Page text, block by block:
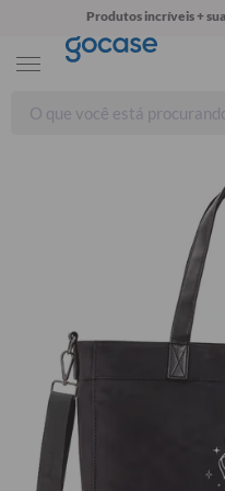
Produtos incríveis +